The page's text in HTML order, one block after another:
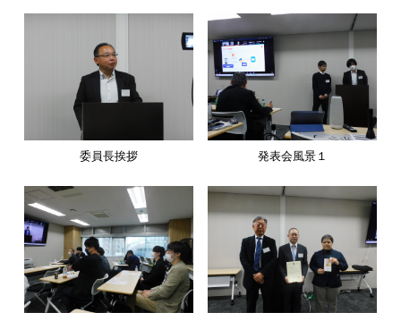
委員長挨拶 発表会風景１